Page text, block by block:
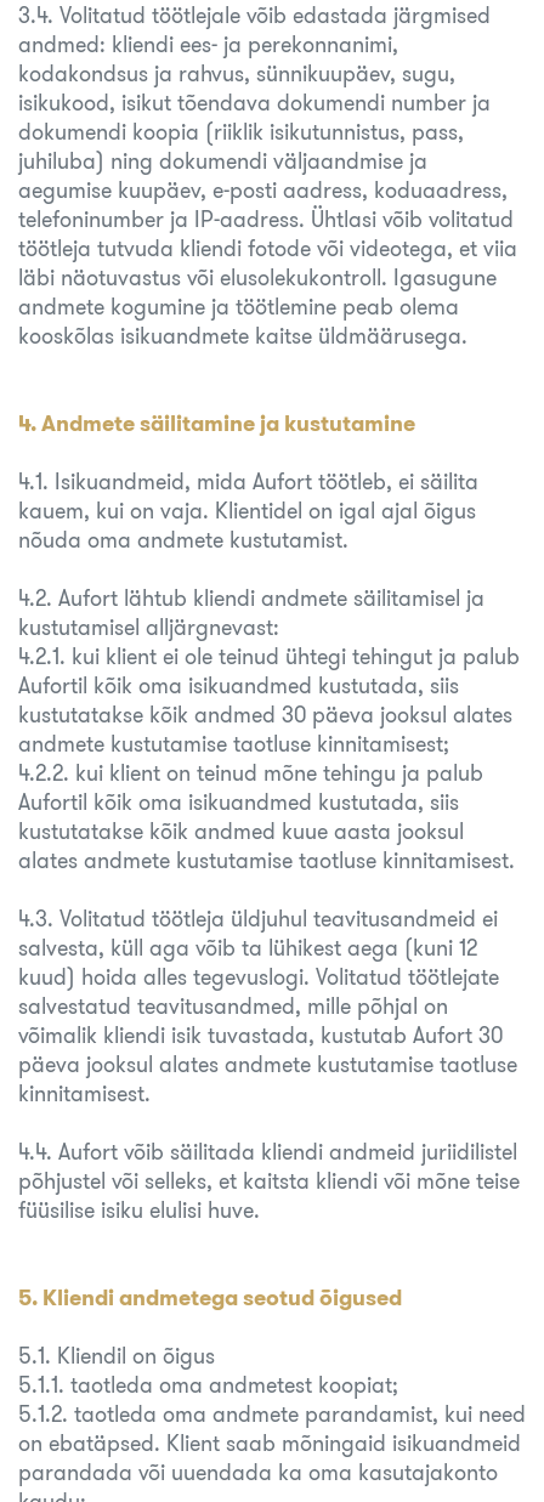
3.4. Volitatud töötlejale võib edastada järgmised
andmed: kliendi ees- ja perekonnanimi,
kodakondsus ja rahvus, sünnikuupäev, sugu,
isikukood, isikut tõendava dokumendi number ja
dokumendi koopia (riiklik isikutunnistus, pass,
juhiluba) ning dokumendi väljaandmise ja
aegumise kuupäev, e-posti aadress, koduaadress,
telefoninumber ja IP-aadress. Ühtlasi võib volitatud
töötleja tutvuda kliendi fotode või videotega, et viia
läbi näotuvastus või elusolekukontroll. Igasugune
andmete kogumine ja töötlemine peab olema
kooskõlas isikuandmete kaitse üldmäärusega.
4. Andmete säilitamine ja kustutamine
4.1. Isikuandmeid, mida Aufort töötleb, ei säilita
kauem, kui on vaja. Klientidel on igal ajal õigus
nõuda oma andmete kustutamist.
4.2. Aufort lähtub kliendi andmete säilitamisel ja
kustutamisel alljärgnevast:
4.2.1. kui klient ei ole teinud ühtegi tehingut ja palub
Aufortil kõik oma isikuandmed kustutada, siis
kustutatakse kõik andmed 30 päeva jooksul alates
andmete kustutamise taotluse kinnitamisest;
4.2.2. kui klient on teinud mõne tehingu ja palub
Aufortil kõik oma isikuandmed kustutada, siis
kustutatakse kõik andmed kuue aasta jooksul
alates andmete kustutamise taotluse kinnitamisest.
4.3. Volitatud töötleja üldjuhul teavitusandmeid ei
salvesta, küll aga võib ta lühikest aega (kuni 12
kuud) hoida alles tegevuslogi. Volitatud töötlejate
salvestatud teavitusandmed, mille põhjal on
võimalik kliendi isik tuvastada, kustutab Aufort 30
päeva jooksul alates andmete kustutamise taotluse
kinnitamisest.
4.4. Aufort võib säilitada kliendi andmeid juriidilistel
põhjustel või selleks, et kaitsta kliendi või mõne teise
füüsilise isiku elulisi huve.
5. Kliendi andmetega seotud õigused
5.1. Kliendil on õigus
5.1.1. taotleda oma andmetest koopiat;
5.1.2. taotleda oma andmete parandamist, kui need
on ebatäpsed. Klient saab mõningaid isikuandmeid
parandada või uuendada ka oma kasutajakonto